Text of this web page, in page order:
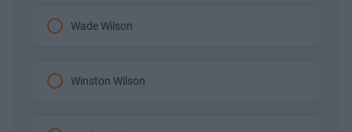
Wade Wilson
Winston Wilson